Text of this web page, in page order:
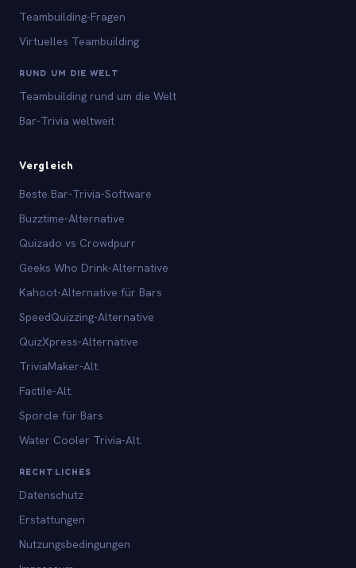
Teambuilding-Fragen
Virtuelles Teambuilding
RUND UM DIE WELT
Teambuilding rund um die Welt
Bar-Trivia weltweit
Vergleich
Beste Bar-Trivia-Software
Buzztime-Alternative
Quizado vs Crowdpurr
Geeks Who Drink-Alternative
Kahoot-Alternative für Bars
SpeedQuizzing-Alternative
QuizXpress-Alternative
TriviaMaker-Alt.
Factile-Alt.
Sporcle für Bars
Water Cooler Trivia-Alt.
RECHTLICHES
Datenschutz
Erstattungen
Nutzungsbedingungen